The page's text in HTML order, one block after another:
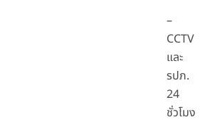
–
CCTV
และ
รปภ.
24
ชั่วโมง